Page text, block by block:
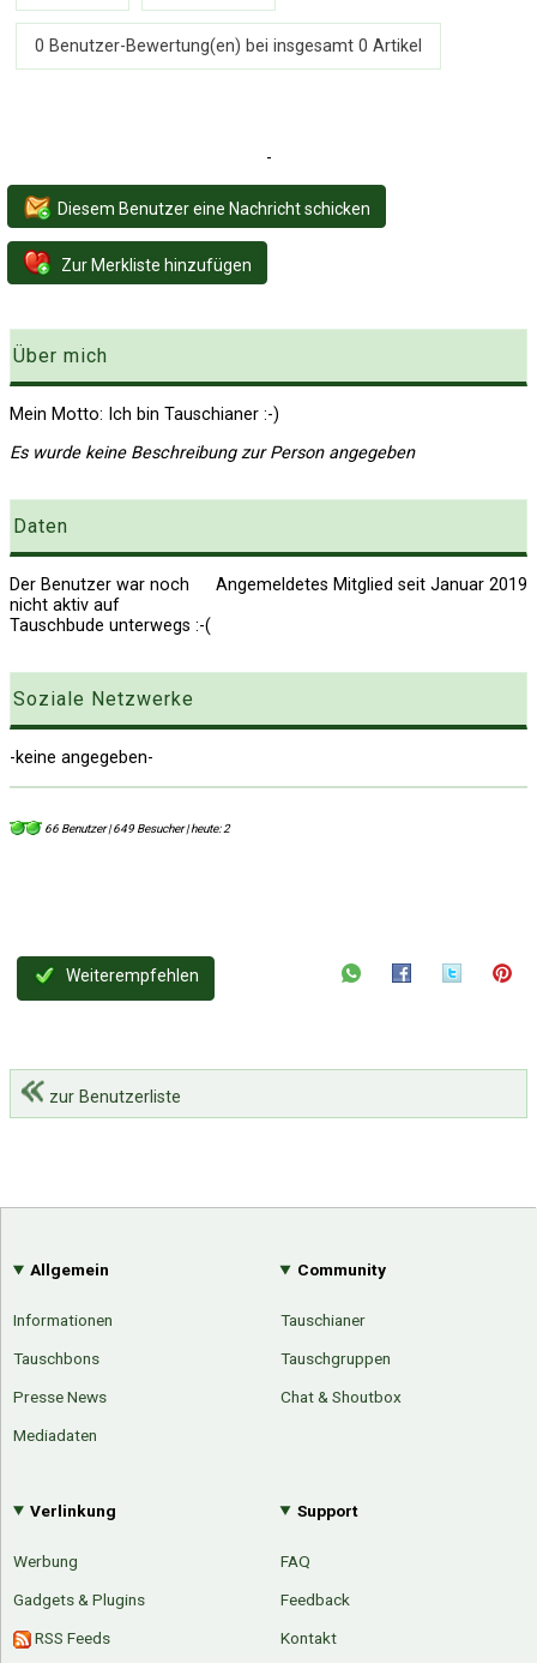
Twitter
0 Benutzer-Bewertung(en) bei insgesamt 0 Artikel
-
Diesem Benutzer eine Nachricht schicken
Zur Merkliste hinzufügen
Über mich
Mein Motto: Ich bin Tauschianer :-)
Es wurde keine Beschreibung zur Person angegeben
Daten
Angemeldetes Mitglied seit Januar 2019
Der Benutzer war noch
nicht aktiv auf
Tauschbude unterwegs :-(
Soziale Netzwerke
-keine angegeben-
66 Benutzer | 649 Besucher | heute: 2
Weiterempfehlen
zur Benutzerliste
Allgemein
Informationen
Tauschbons
Presse News
Mediadaten
Community
Tauschianer
Tauschgruppen
Chat & Shoutbox
Verlinkung
Werbung
Gadgets & Plugins
RSS Feeds
Support
FAQ
Feedback
Kontakt